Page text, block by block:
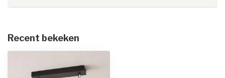
Recent bekeken